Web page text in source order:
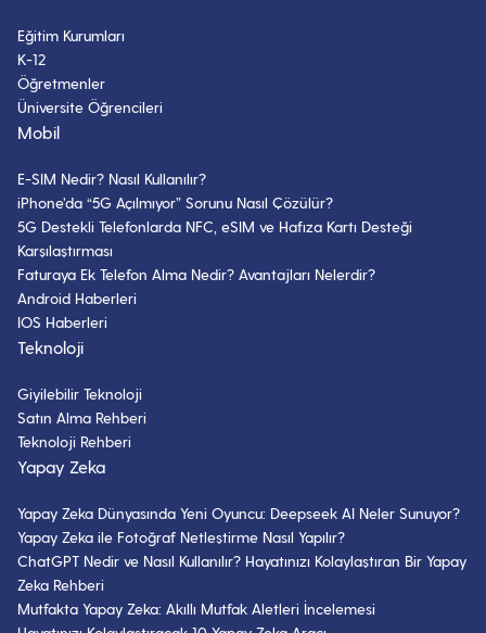
Eğitim Kurumları
K-12
Öğretmenler
Üniversite Öğrencileri
Mobil
E-SIM Nedir? Nasıl Kullanılır?
iPhone’da “5G Açılmıyor” Sorunu Nasıl Çözülür?
5G Destekli Telefonlarda NFC, eSIM ve Hafıza Kartı Desteği
Karşılaştırması
Faturaya Ek Telefon Alma Nedir? Avantajları Nelerdir?
Android Haberleri
IOS Haberleri
Teknoloji
Giyilebilir Teknoloji
Satın Alma Rehberi
Teknoloji Rehberi
Yapay Zeka
Yapay Zeka Dünyasında Yeni Oyuncu: Deepseek AI Neler Sunuyor?
Yapay Zeka ile Fotoğraf Netleştirme Nasıl Yapılır?
ChatGPT Nedir ve Nasıl Kullanılır? Hayatınızı Kolaylaştıran Bir Yapay
Zeka Rehberi
Mutfakta Yapay Zeka: Akıllı Mutfak Aletleri İncelemesi